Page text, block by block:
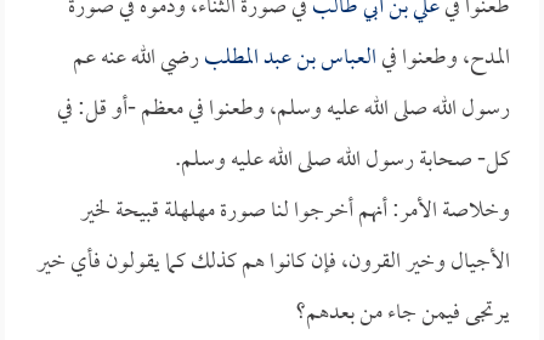
المدح، وطعنوا فيالعباس بن عبد المطلبرضي الله عنه عم
رسول الله صلى الله عليه وسلم، وطعنوا في معظم -أو قل: في
كل- صحابة رسول الله صلى الله عليه وسلم.
وخلاصة الأمر: أنهم أخرجوا لنا صورة مهلهلة قبيحة لخير
الأجيال وخير القرون، فإن كانوا هم كذلك كما يقولون فأي خير
يرتجى فيمن جاء من بعدهم؟